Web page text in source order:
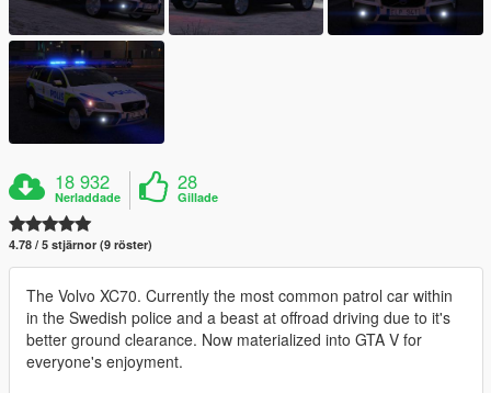
18 932
Nerladdade
28
Gillade
4.78 / 5 stjärnor (9 röster)
The Volvo XC70. Currently the most common patrol car within
in the Swedish police and a beast at offroad driving due to it's
better ground clearance. Now materialized into GTA V for
everyone's enjoyment.